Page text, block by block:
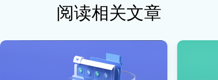
阅读相关文章